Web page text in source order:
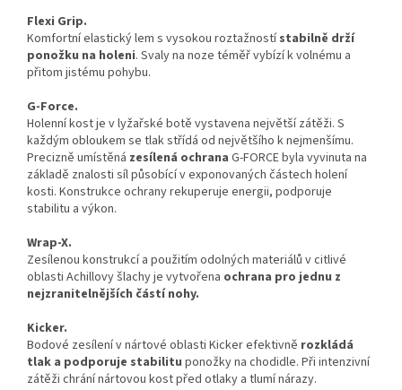
Flexi Grip.
Komfortní elastický lem s vysokou roztažnostístabilně drží
ponožku na holeni. Svaly na noze téměř vybízí k volnému a
přitom jistému pohybu.
G-Force.
Holenní kost je v lyžařské botě vystavena největší zátěži. S
každým obloukem se tlak střídá od největšího k nejmenšímu.
Precizně umístěná zesílená ochrana G-FORCE byla vyvinuta na
základě znalosti síl působící v exponovaných částech holení
kosti. Konstrukce ochrany rekuperuje energii, podporuje
stabilitu a výkon.
Wrap-X.
Zesílenou konstrukcí a použitím odolných materiálů v citlivé
oblasti Achillovy šlachy je vytvořena ochrana pro jednu z
nejzranitelnějších částí nohy.
Kicker.
Bodové zesílení v nártové oblasti Kicker efektivně rozkládá
tlak a podporuje stabilitu ponožky na chodidle. Při intenzivní
zátěži chrání nártovou kost před otlaky a tlumí nárazy.